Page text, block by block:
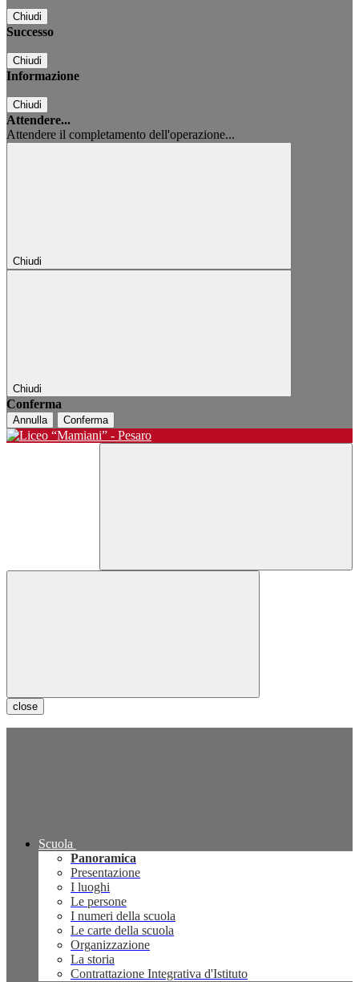
Chiudi
Successo
Chiudi
Informazione
Chiudi
Attendere...
Attendere il completamento dell'operazione...
Chiudi
Chiudi
Conferma
Annulla Conferma
close
Scuola
Panoramica
Presentazione
I luoghi
Le persone
I numeri della scuola
Le carte della scuola
Organizzazione
La storia
Contrattazione Integrativa d'Istituto